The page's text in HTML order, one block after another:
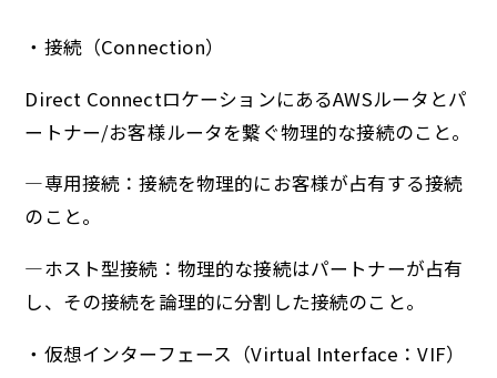
・接続（Connection）
Direct ConnectロケーションにあるAWSルータとパ
ートナー/お客様ルータを繋ぐ物理的な接続のこと。
―専用接続：接続を物理的にお客様が占有する接続
のこと。
―ホスト型接続：物理的な接続はパートナーが占有
し、その接続を論理的に分割した接続のこと。
・仮想インターフェース（Virtual Interface：VIF）